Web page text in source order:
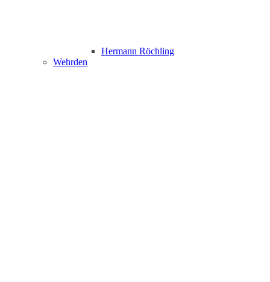
Hermann Röchling
Wehrden